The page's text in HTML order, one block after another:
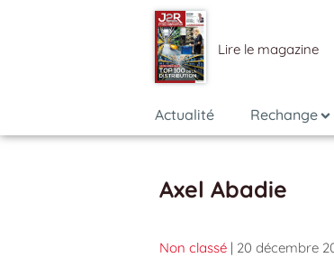
Lire le magazine
Actualité Rechange
Axel Abadie
Non classé | 20 décembre